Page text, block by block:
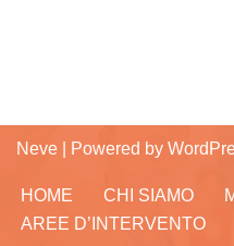
Neve | Powered by
HOME CHI SIAMO
AREE D’INTERVENTO